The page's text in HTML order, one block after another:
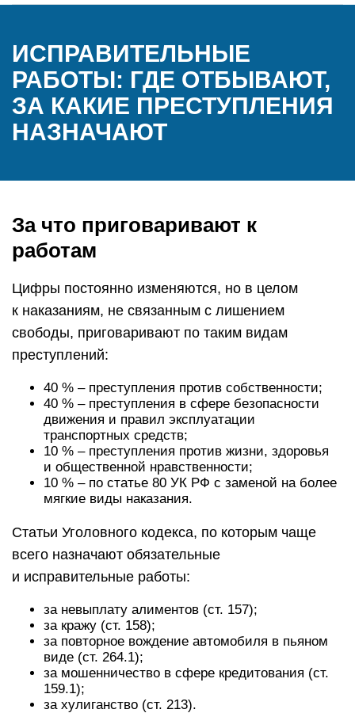
ИСПРАВИТЕЛЬНЫЕ
РАБОТЫ: ГДЕ ОТБЫВАЮТ,
ЗА КАКИЕ ПРЕСТУПЛЕНИЯ
НАЗНАЧАЮТ
За что приговаривают к
работам
Цифры постоянно изменяются, но в целом
к наказаниям, не связанным с лишением
свободы, приговаривают по таким видам
преступлений:
40 % – преступления против собственности;
40 % – преступления в сфере безопасности
движения и правил эксплуатации
транспортных средств;
10 % – преступления против жизни, здоровья
и общественной нравственности;
10 % – по статье 80 УК РФ с заменой на более
мягкие виды наказания.
Статьи Уголовного кодекса, по которым чаще
всего назначают обязательные
и исправительные работы:
за невыплату алиментов (ст. 157);
за кражу (ст. 158);
за повторное вождение автомобиля в пьяном
виде (ст. 264.1);
за мошенничество в сфере кредитования (ст.
159.1);
за хулиганство (ст. 213).